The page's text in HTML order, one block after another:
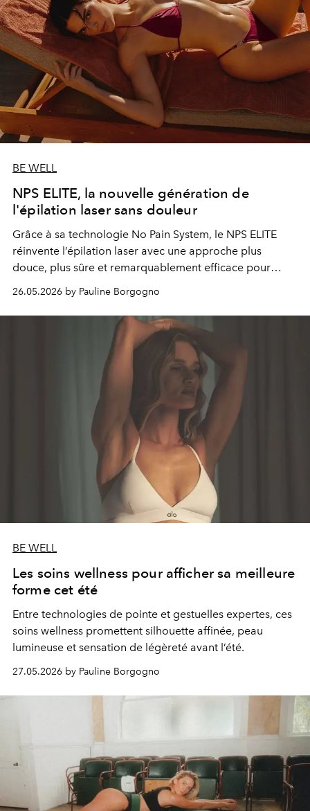
BE WELL
NPS ELITE, la nouvelle génération de
l'épilation laser sans douleur
Grâce à sa technologie No Pain System, le NPS ELITE
réinvente l’épilation laser avec une approche plus
douce, plus sûre et remarquablement efficace pour
toutes les peaux.
26.05.2026 by Pauline Borgogno
BE WELL
Les soins wellness pour afficher sa meilleure
forme cet été
Entre technologies de pointe et gestuelles expertes, ces
soins wellness promettent silhouette affinée, peau
lumineuse et sensation de légèreté avant l’été.
27.05.2026 by Pauline Borgogno